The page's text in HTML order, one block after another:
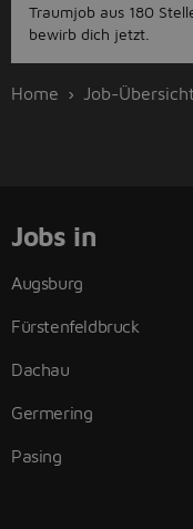
Traumjob aus 180
bewirb dich jetzt.
Home Job-Übersicht
Jobs in
Augsburg
Fürstenfeldbruck
Dachau
Germering
Pasing